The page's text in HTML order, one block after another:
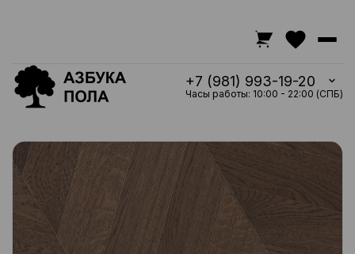
+7 (981) 993-19-20
Часы работы: 10:00 - 22:00 (СПБ)